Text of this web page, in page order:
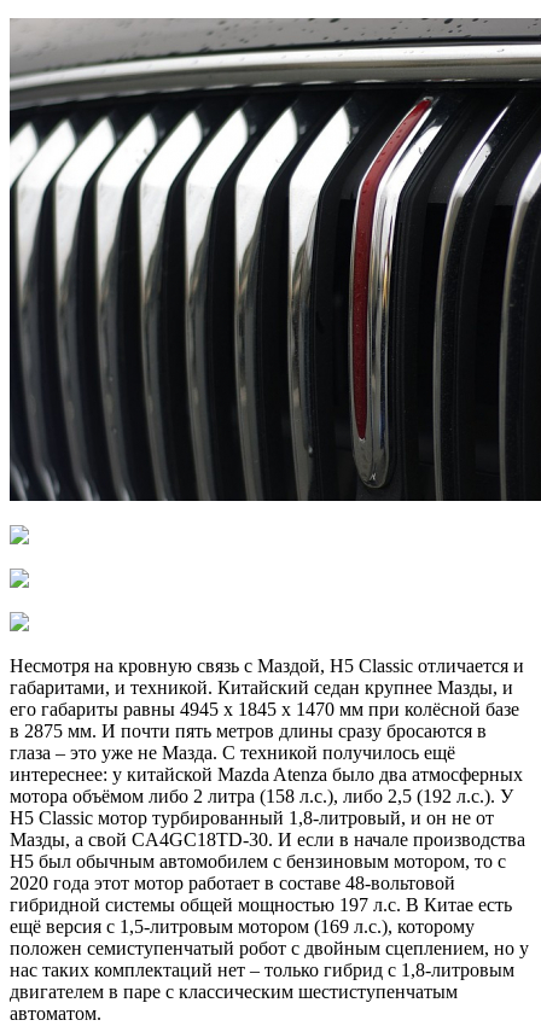
Несмотря на кровную связь с Маздой, Н5 Classic отличается и
габаритами, и техникой. Китайский седан крупнее Мазды, и
его габариты равны 4945 х 1845 х 1470 мм при колёсной базе
в 2875 мм. И почти пять метров длины сразу бросаются в
глаза – это уже не Мазда. С техникой получилось ещё
интереснее: у китайской Mazda Atenza было два атмосферных
мотора объёмом либо 2 литра (158 л.с.), либо 2,5 (192 л.с.). У
Н5 Classic мотор турбированный 1,8-литровый, и он не от
Мазды, а свой CA4GC18TD-30. И если в начале производства
Н5 был обычным автомобилем с бензиновым мотором, то с
2020 года этот мотор работает в составе 48-вольтовой
гибридной системы общей мощностью 197 л.с. В Китае есть
ещё версия с 1,5-литровым мотором (169 л.с.), которому
положен семиступенчатый робот с двойным сцеплением, но у
нас таких комплектаций нет – только гибрид с 1,8-литровым
двигателем в паре с классическим шестиступенчатым
автоматом.